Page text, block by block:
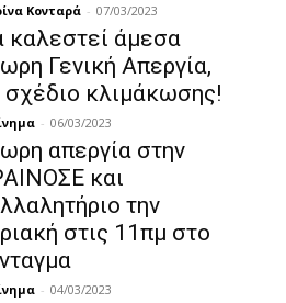
Κονταρά - 07/03/2023
καλεστεί άμεσα
Γενική Απεργία,
σχέδιο κλιμάκωσης!
- 06/03/2023
απεργία στην
και
την
στις 11πμ στο
- 04/03/2023